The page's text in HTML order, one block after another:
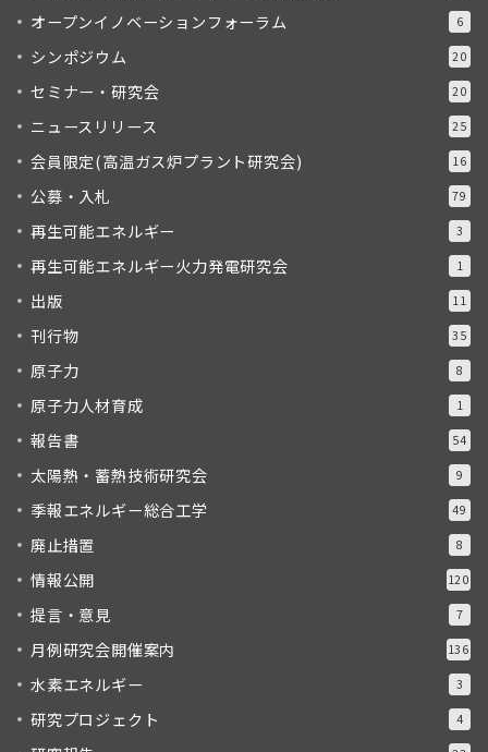
オープンイノベーションフォーラム 6
シンポジウム 20
セミナー・研究会 20
ニュースリリース 25
会員限定(高温ガス炉プラント研究会) 16
公募・入札 79
再生可能エネルギー 3
再生可能エネルギー火力発電研究会 1
出版 11
刊行物 35
原子力 8
原子力人材育成 1
報告書 54
太陽熱・蓄熱技術研究会 9
季報エネルギー総合工学 49
廃止措置 8
情報公開 120
提言・意見 7
月例研究会開催案内 136
水素エネルギー 3
研究プロジェクト 4